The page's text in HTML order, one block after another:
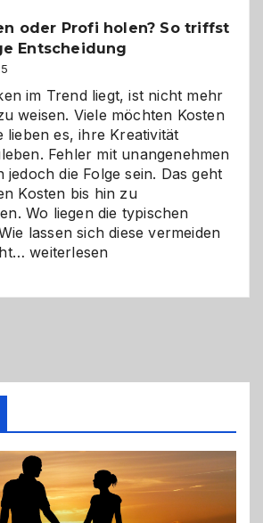
oder Profi holen? So triffst
Entscheidung
im Trend liegt, ist nicht mehr
weisen. Viele möchten Kosten
lieben es, ihre Kreativität
Fehler mit unangenehmen
jedoch die Folge sein. Das geht
Kosten bis hin zu
Wo liegen die typischen
lassen sich diese vermeiden
Selber
richtige
Entscheidung
weiterlesen